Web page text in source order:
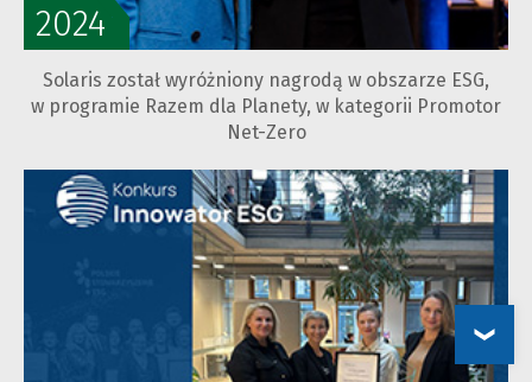
2024
Solaris został wyróżniony nagrodą w obszarze ESG,
w programie Razem dla Planety, w kategorii Promotor
Net-Zero